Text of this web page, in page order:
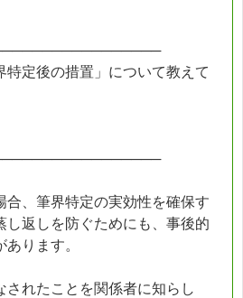
特定後の措置」について教えて
合、筆界特定の実効性を確保す
し返しを防ぐためにも、事後的
ります。
されたことを関係者に知らし